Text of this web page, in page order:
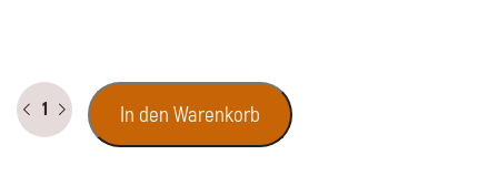
CBD
Öl
Vollspektrum
In den Warenkorb